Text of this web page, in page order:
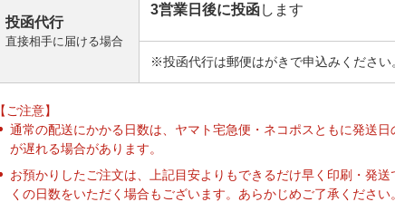
投函代行
直接相手に届ける場合
3営業日後に投函します
※投函代行は郵便はがきで申込みください
【ご注意】
通常の配送にかかる日数は、ヤマト宅急便・ネコポスともに発送
が遅れる場合があります。
お預かりしたご注文は、上記目安よりもできるだけ早く印刷・発
くの日数をいただく場合もございます。あらかじめご了承ください。